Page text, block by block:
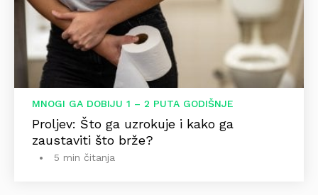
MNOGI GA DOBIJU 1 – 2 PUTA GODIŠNJE
Proljev: Što ga uzrokuje i kako ga
zaustaviti što brže?
5 min čitanja